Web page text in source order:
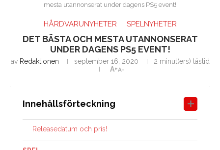
mesta utannonserat under dagens PS5 event!
HÅRDVARUNYHETER SPELNYHETER
DET BÄSTA OCH MESTA UTANNONSERAT
UNDER DAGENS PS5 EVENT!
av Redaktionen september 16, 2020
2 minut(ers) lästid
A+A-
Innehållsförteckning
Releasedatum och pris!